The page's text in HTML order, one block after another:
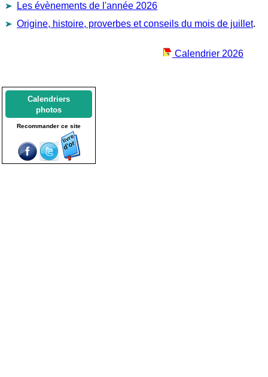
Les évènements de l'année 2026
Origine, histoire, proverbes et conseils du mois de juillet.
Calendrier 2026
Calendriers
photos
Recommander ce site